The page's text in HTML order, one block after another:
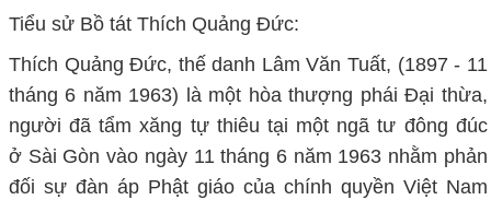
Tiểu sử Bồ tát Thích Quảng Đức:
Thích Quảng Đức, thế danh Lâm Văn Tuất, (1897 - 11
tháng 6 năm 1963) là một hòa thượng phái Đại thừa,
người đã tẩm xăng tự thiêu tại một ngã tư đông đúc
ở Sài Gòn vào ngày 11 tháng 6 năm 1963 nhằm phản
đối sự đàn áp Phật giáo của chính quyền Việt Nam